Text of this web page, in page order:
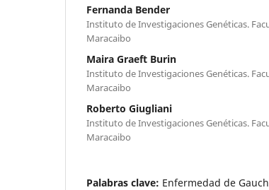
Fernanda Bender
Instituto de Investigaciones Genéticas.
Maracaibo
Maira Graeft Burin
Instituto de Investigaciones Genéticas.
Maracaibo
Roberto Giugliani
Instituto de Investigaciones Genéticas.
Maracaibo
Palabras clave: Enfermedad de